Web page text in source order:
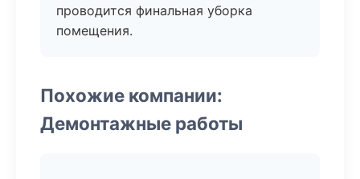
проводится финальная уборка
помещения.
Похожие компании:
Демонтажные работы